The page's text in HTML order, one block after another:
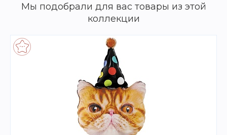
Мы подобрали для вас товары из этой
коллекции